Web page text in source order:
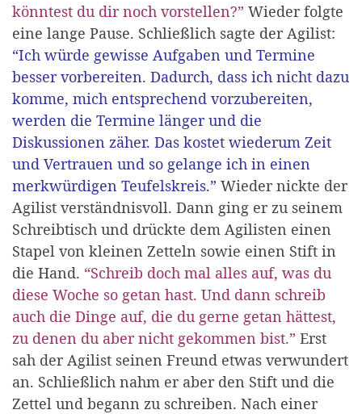
könntest du dir noch vorstellen?” Wieder folgte
eine lange Pause. Schließlich sagte der Agilist:
“Ich würde gewisse Aufgaben und Termine
besser vorbereiten. Dadurch, dass ich nicht dazu
komme, mich entsprechend vorzubereiten,
werden die Termine länger und die
Diskussionen zäher. Das kostet wiederum Zeit
und Vertrauen und so gelange ich in einen
merkwürdigen Teufelskreis.” Wieder nickte der
Agilist verständnisvoll. Dann ging er zu seinem
Schreibtisch und drückte dem Agilisten einen
Stapel von kleinen Zetteln sowie einen Stift in
die Hand. “Schreib doch mal alles auf, was du
diese Woche so getan hast. Und dann schreib
auch die Dinge auf, die du gerne getan hättest,
zu denen du aber nicht gekommen bist.” Erst
sah der Agilist seinen Freund etwas verwundert
an. Schließlich nahm er aber den Stift und die
Zettel und begann zu schreiben. Nach einer